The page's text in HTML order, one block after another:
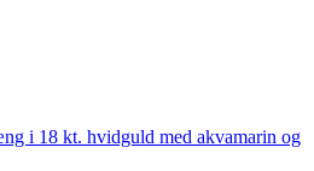
i 18 kt. hvidguld med akvamarin og